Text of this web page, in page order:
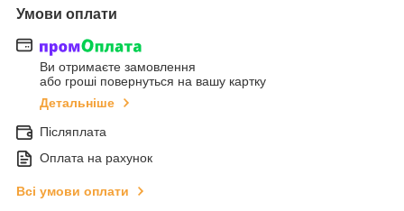
Умови оплати
Ви отримаєте замовлення
або гроші повернуться на вашу картку
Детальніше
Післяплата
Оплата на рахунок
Всі умови оплати